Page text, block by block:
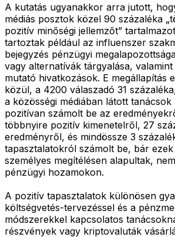
A kutatás ugyanakkor arra jutott,
médiás posztok közel 90 százaléka
pozitív minőségi jellemzőt”
tartoztak például az influenszer
bejegyzés pénzügyi
vagy alternatívák tárgyalása,
mutató hivatkozások. E megállapítás
közül, a 4200 válaszadó 31
a közösségi médiában látott tanácsok
pozitívan számolt be az
többnyire pozitív kimenetelről, 27
eredményről, és mindössze 3
tapasztalatokról számolt be, bár
személyes megítélésen alapultak,
pénzügyi hozamokon.
A pozitív tapasztalatok különösen
költségvetés-tervezéssel és a
módszerekkel kapcsolatos
részvények vagy kriptovaluták